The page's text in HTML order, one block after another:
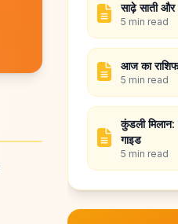
साढ़े साती
5 min read
आज का
5 min read
कुंडली
गाइड
5 min read